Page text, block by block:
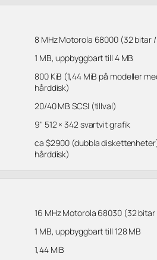
8 MHz Motorola 68000 (32 bitar
1 MB, uppbyggbart till 4 MB
800 KiB (1,44 MiB på modeller
hårddisk)
20/40 MB SCSI (tillval)
9" 512 × 342 svartvit grafik
ca $2900 (dubbla
hårddisk)
16 MHz Motorola 68030 (32
1 MB, uppbyggbart till 128 MB
1,44 MiB